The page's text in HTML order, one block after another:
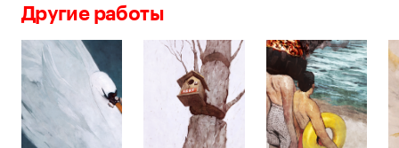
Другие работы